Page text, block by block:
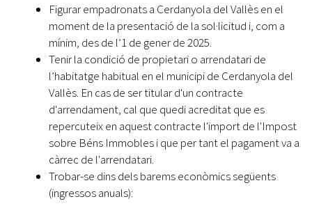
Figurar empadronats a Cerdanyola del Vallès en el
moment de la presentació de la sol·licitud i, com a
mínim, des de l’1 de gener de 2025.
Tenir la condició de propietari o arrendatari de
l’habitatge habitual en el municipi de Cerdanyola del
Vallès. En cas de ser titular d'un contracte
d'arrendament, cal que quedi acreditat que es
repercuteix en aquest contracte l'import de l'Impost
sobre Béns Immobles i que per tant el pagament va a
càrrec de l'arrendatari.
Trobar-se dins dels barems econòmics següents
(ingressos anuals):